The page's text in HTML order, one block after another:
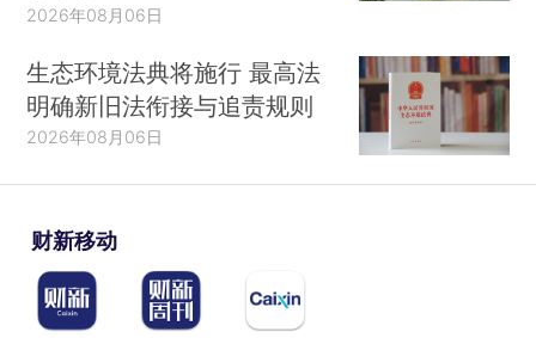
2026年08月06日
生态环境法典将施行 最高法
明确新旧法衔接与追责规则
2026年08月06日
财新移动